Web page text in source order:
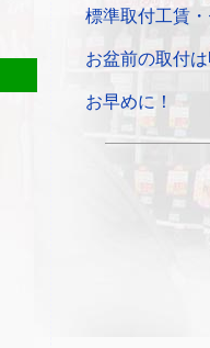
標準取付工賃
お盆前の取付
お早めに！